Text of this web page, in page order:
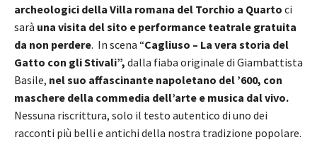
archeologici della Villa romana del Torchio a Quarto ci
sarà una visita del sito e performance teatrale gratuita
da non perdere. In scena “Cagliuso – La vera storia del
Gatto con gli Stivali”, dalla fiaba originale di Giambattista
Basile, nel suo affascinante napoletano del ’600, con
maschere della commedia dell’arte e musica dal vivo.
Nessuna riscrittura, solo il testo autentico di uno dei
racconti più belli e antichi della nostra tradizione popolare.